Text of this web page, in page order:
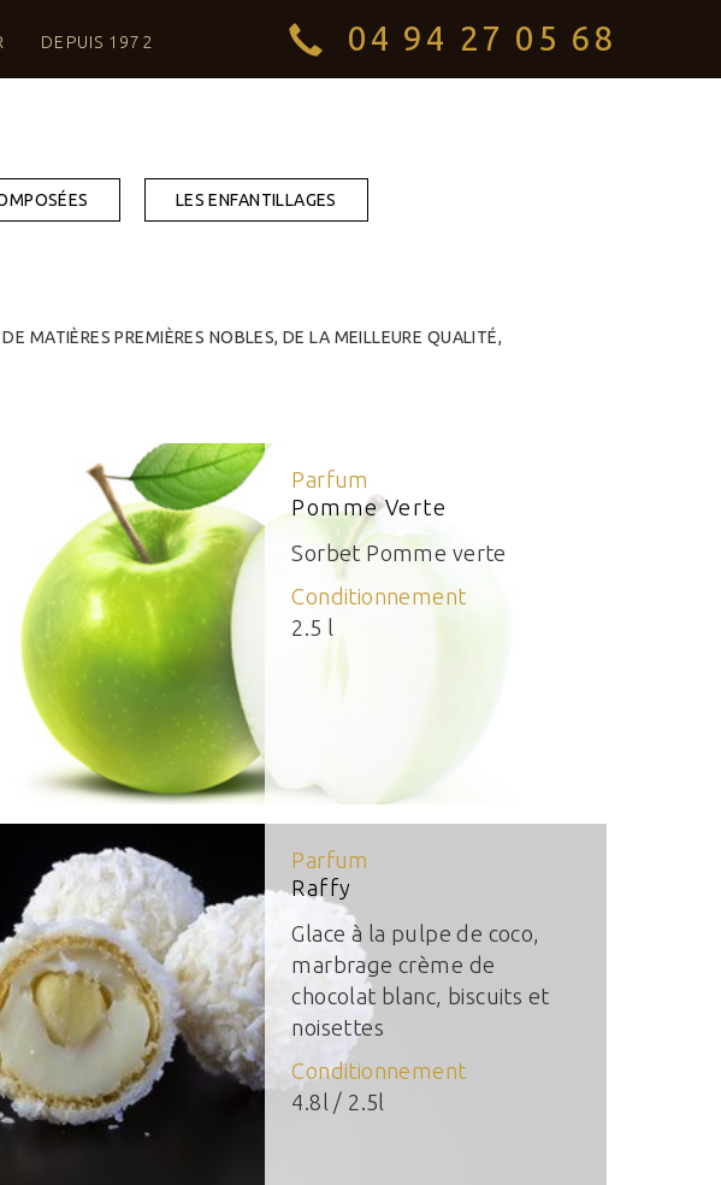
DEPUIS 1972 04 94 27 05 68
GLACIER
LES ENFANTILLAGES
MATIÈRES PREMIÈRES NOBLES, DE LA MEILLEURE QUALITÉ,
Parfum
Pomme Verte
Sorbet Pomme verte
Conditionnement
2.5 l
Parfum
Raffy
Glace à la pulpe de coco,
marbrage crème de
chocolat blanc, biscuits et
noisettes
Conditionnement
4.8l / 2.5l